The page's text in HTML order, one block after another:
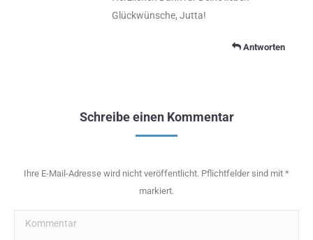
Glückwünsche, Jutta!
Antworten
Schreibe einen Kommentar
Ihre E-Mail-Adresse wird nicht veröffentlicht. Pflichtfelder sind mit *
markiert.
Kommentar